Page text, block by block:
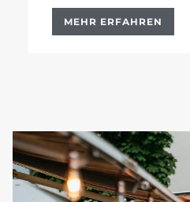
MEHR ERFAHREN